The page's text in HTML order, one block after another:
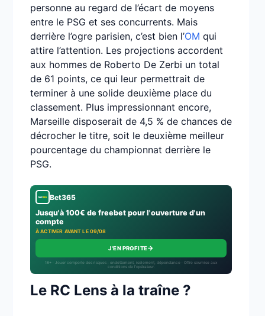
personne au regard de l’écart de moyens
entre le PSG et ses concurrents. Mais
derrière l’ogre parisien, c’est bien l’OM qui
attire l’attention. Les projections accordent
aux hommes de Roberto De Zerbi un total
de 61 points, ce qui leur permettrait de
terminer à une solide deuxième place du
classement. Plus impressionnant encore,
Marseille disposerait de 4,5 % de chances de
décrocher le titre, soit le deuxième meilleur
pourcentage du championnat derrière le
PSG.
Bet365
Jusqu'à 100€ de freebet pour l'ouverture d'un
compte
À ACTIVER AVANT LE 09/08
J'EN PROFITE→
18+ · Jouer comporte des risques : endettement, isolement, dépendance · Offre soumise aux
conditions de l’opérateur.
Le RC Lens à la traîne ?